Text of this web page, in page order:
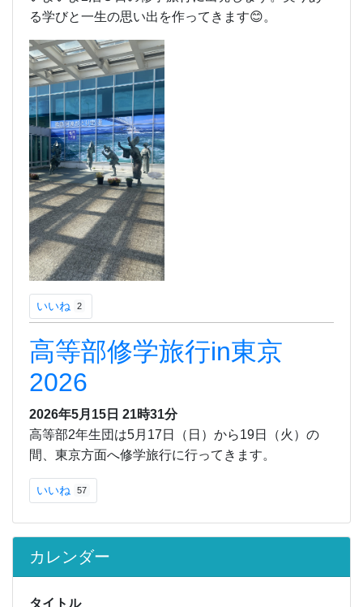
カレンダー
タイトル
る学びと一生の思い出を作ってきます😊。
いいね 2
高等部修学旅行in東京
2026
2026年5月15日 21時31分
高等部2年生団は5月17日（日）から19日（火）の
間、東京方面へ修学旅行に行ってきます。
いいね 57